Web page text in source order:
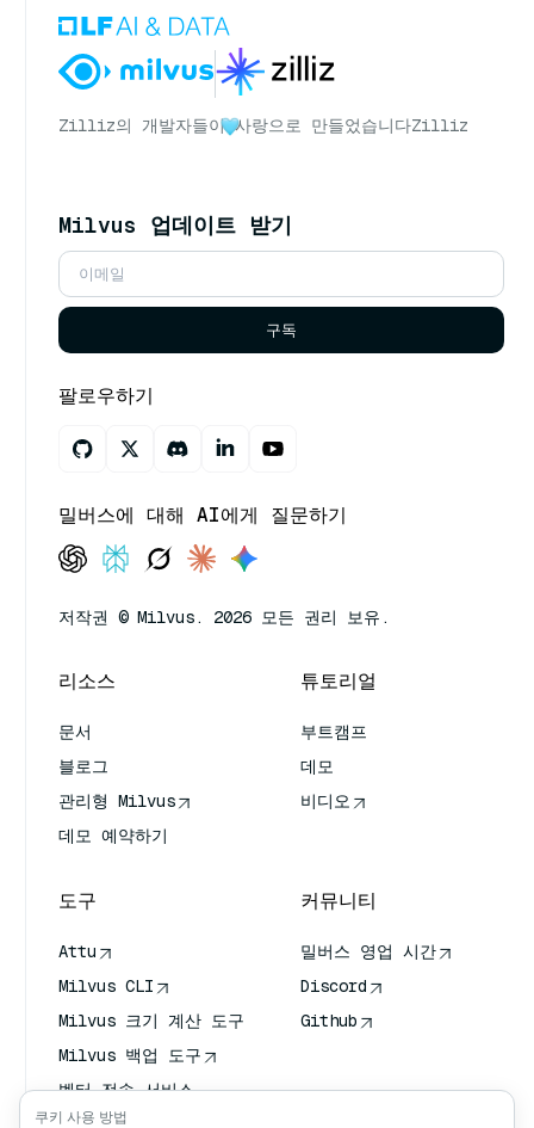
Zilliz의 개발자들이 사랑으로 만들었습니다Zilliz
Milvus 업데이트 받기
구독
팔로우하기
밀버스에 대해 AI에게 질문하기
저작권 © Milvus. 2026 모든 권리 보유.
리소스
문서
블로그
관리형 Milvus
데모 예약하기
튜토리얼
부트캠프
데모
비디오
도구
Attu
Milvus CLI
Milvus 크기 계산 도구
Milvus 백업 도구
벡터 전송 서비스
(VTS)
커뮤니티
밀버스 영업 시간
Discord
Github
쿠키 사용 방법